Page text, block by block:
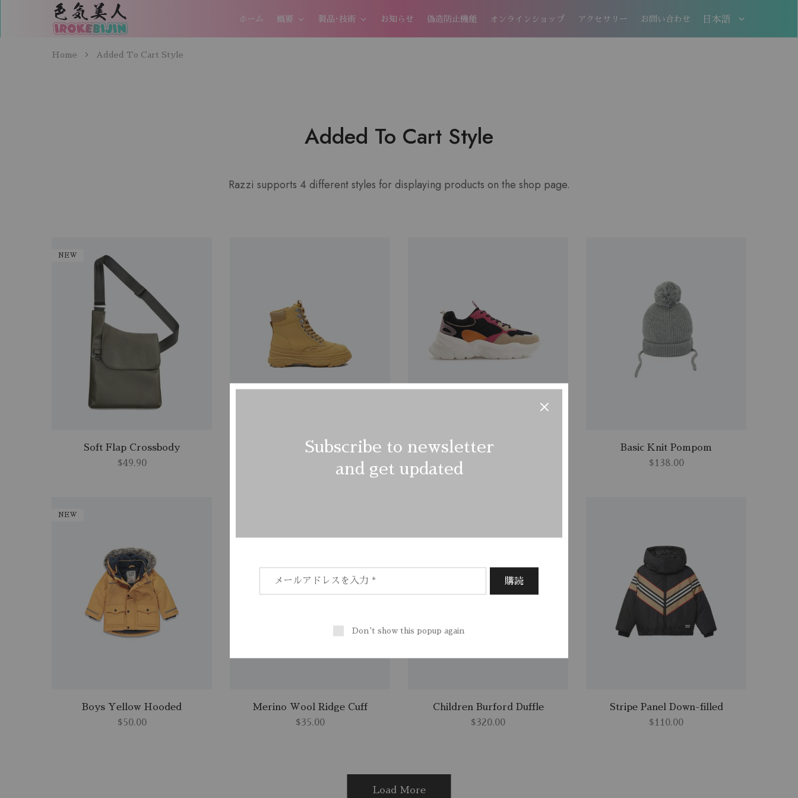
IROKEBIJIN（色
気
人）
ホーム 概要 製品･技術 お知らせ 偽造防止機能 オンラインショップ アクセサリー お問い合わせ 日本語
Home Added To Cart Style
Added To Cart Style
Razzi supports 4 different styles for displaying products on the shop page.
NEW
Soft Flap Crossbody
$49.90
Hiking Boots
Preschool Flex Runner
Basic Knit Pompom
$138.00
NEW
Boys Yellow Hooded
$50.00
Merino Wool Ridge Cuff
$35.00
Children Burford Duffle
$320.00
Stripe Panel Down-filled
$110.00
Load More
Subscribe to newsletter
and get updated
Don't show this popup again